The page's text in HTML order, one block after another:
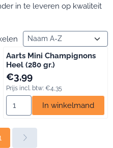
in te leveren op kwaliteit
Sorteermethode
(530 gr.)
Aarts Mini Champignons
Heel (280 gr.)
Prijs: 3,99, inclusief btw: 4,35
€3,99
Prijs incl. btw: €4,35
Aantal kiezen voor Aarts Mini
In winkelmand